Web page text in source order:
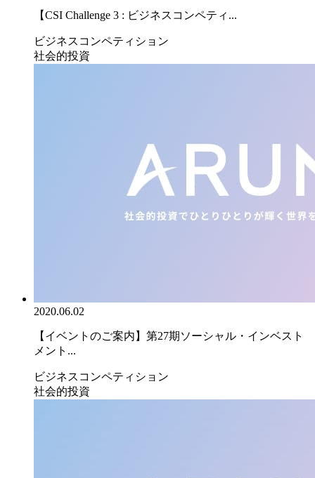
【CSI Challenge 3 : ビジネスコンペティ...
ビジネスコンペティション
社会的投資
2020.06.02
【イベントのご案内】第27期ソーシャル・インベスト
メント...
ビジネスコンペティション
社会的投資